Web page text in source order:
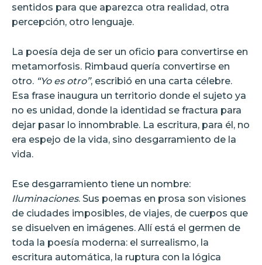
sentidos para que aparezca otra realidad, otra
percepción, otro lenguaje.
La poesía deja de ser un oficio para convertirse en
metamorfosis. Rimbaud quería convertirse en
otro. “Yo es otro”, escribió en una carta célebre.
Esa frase inaugura un territorio donde el sujeto ya
no es unidad, donde la identidad se fractura para
dejar pasar lo innombrable. La escritura, para él, no
era espejo de la vida, sino desgarramiento de la
vida.
Ese desgarramiento tiene un nombre:
Iluminaciones. Sus poemas en prosa son visiones
de ciudades imposibles, de viajes, de cuerpos que
se disuelven en imágenes. Allí está el germen de
toda la poesía moderna: el surrealismo, la
escritura automática, la ruptura con la lógica